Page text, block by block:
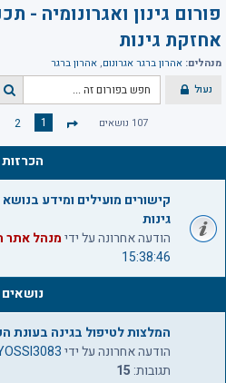
פורום גינון ואגרונומיה -
אחזקת גינות
מנהלים: אהרון ברגר אגרונום, אהרון ברגר
נעול
ח
ו
ש
107 נושאים
ד
ף
ת
1
2
הכרזות
קישורים מועילים ומידע
גינות
הודעה אחרונה על ידימנהל אתר
15:38:46
נושאים
המלצות לטיפול בגינה בעונת
הודעה אחרונה על ידי
תגובות: 15